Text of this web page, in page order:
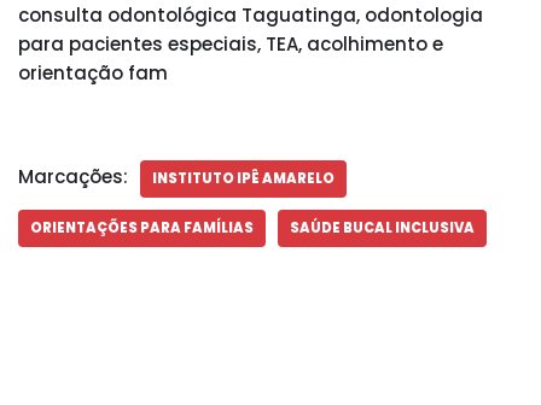
consulta odontológica Taguatinga, odontologia
para pacientes especiais, TEA, acolhimento e
orientação fam
Marcações: INSTITUTO IPÊ AMARELO
ORIENTAÇÕES PARA FAMÍLIAS SAÚDE BUCAL INCLUSIVA